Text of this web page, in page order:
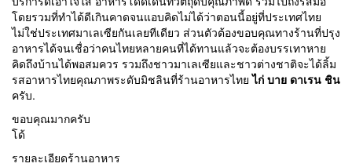
เป็นร้านไทยในบรรยากาศที่อบอุ่นแนวครอบครัวสบายๆเป็นกันเอง
บริการดีเอาใจใส่ อาหารโดดเด่นที่วัตถุดิบคุณภาพดี รวมไปถึงรสมือ
โดยรวมที่ทำได้ดีเกินคาดจนแอบคิดไม่ได้ว่าตอนนี้อยู่ที่ประเทศไทย
ไม่ใช่ประเทศมาเลเซียกันเลยทีเดียว ส่วนตัวต้องขอบคุณทางร้านที่ปรุง
อาหารได้จนเชื่อว่าคนไทยหลายคนที่ได้ทานแล้วจะต้องบรรเทาหาย
คิดถึงบ้านได้พอสมควร รวมถึงชาวมาเลเซียและชาวต่างชาติจะได้ลิ้ม
รสอาหารไทยคุณภาพระดับมิชลินที่ร้านอาหารไทย
ครับ.
ขอบคุณมากครับ
โด้